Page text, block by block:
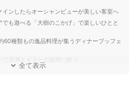
インしたらオーシャンビューが美しい客室へ
でも遊べる「大樹のこかげ」で楽しいひとと
60種類もの逸品料理が集うディナーブッフェ
で美酒とギターの旋律に酔う
全て表示